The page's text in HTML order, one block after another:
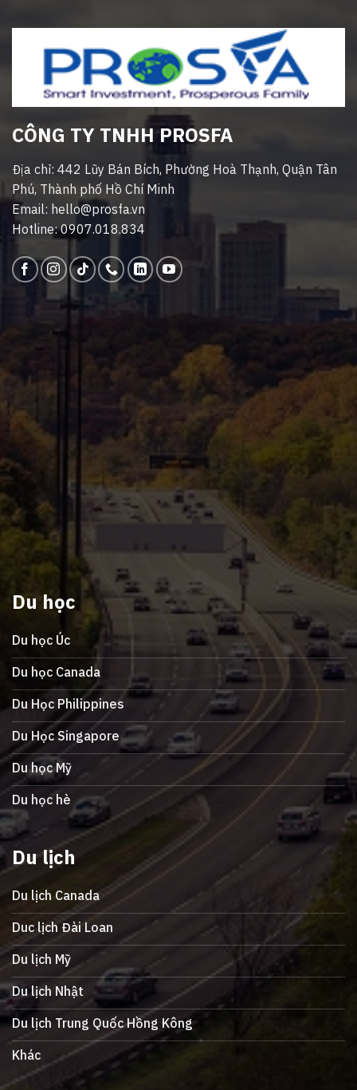
CÔNG TY TNHH PROSFA
Địa chỉ: 442 Lũy Bán Bích, Phường Hoà Thạnh, Quận Tân
Phú, Thành phố Hồ Chí Minh
Email: hello@prosfa.vn
Hotline: 0907.018.834
Du học
Du học Úc
Du học Canada
Du Học Philippines
Du Học Singapore
Du học Mỹ
Du học hè
Du lịch
Du lịch Canada
Duc lịch Đài Loan
Du lịch Mỹ
Du lịch Nhật
Du lịch Trung Quốc Hồng Kông
Khác